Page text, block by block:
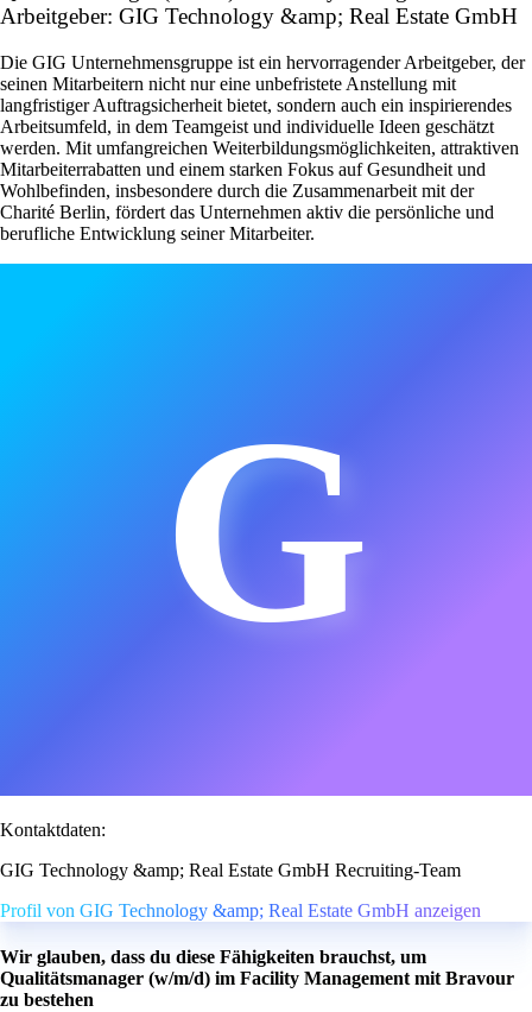
Arbeitgeber: GIG Technology &amp; Real Estate GmbH
Die GIG Unternehmensgruppe ist ein hervorragender Arbeitgeber, der
seinen Mitarbeitern nicht nur eine unbefristete Anstellung mit
langfristiger Auftragsicherheit bietet, sondern auch ein inspirierendes
Arbeitsumfeld, in dem Teamgeist und individuelle Ideen geschätzt
werden. Mit umfangreichen Weiterbildungsmöglichkeiten, attraktiven
Mitarbeiterrabatten und einem starken Fokus auf Gesundheit und
Wohlbefinden, insbesondere durch die Zusammenarbeit mit der
Charité Berlin, fördert das Unternehmen aktiv die persönliche und
berufliche Entwicklung seiner Mitarbeiter.
G
Kontaktdaten:
GIG Technology &amp; Real Estate GmbH Recruiting-Team
Profil von GIG Technology &amp; Real Estate GmbH anzeigen
Wir glauben, dass du diese Fähigkeiten brauchst, um
Qualitätsmanager (w/m/d) im Facility Management mit Bravour
zu bestehen